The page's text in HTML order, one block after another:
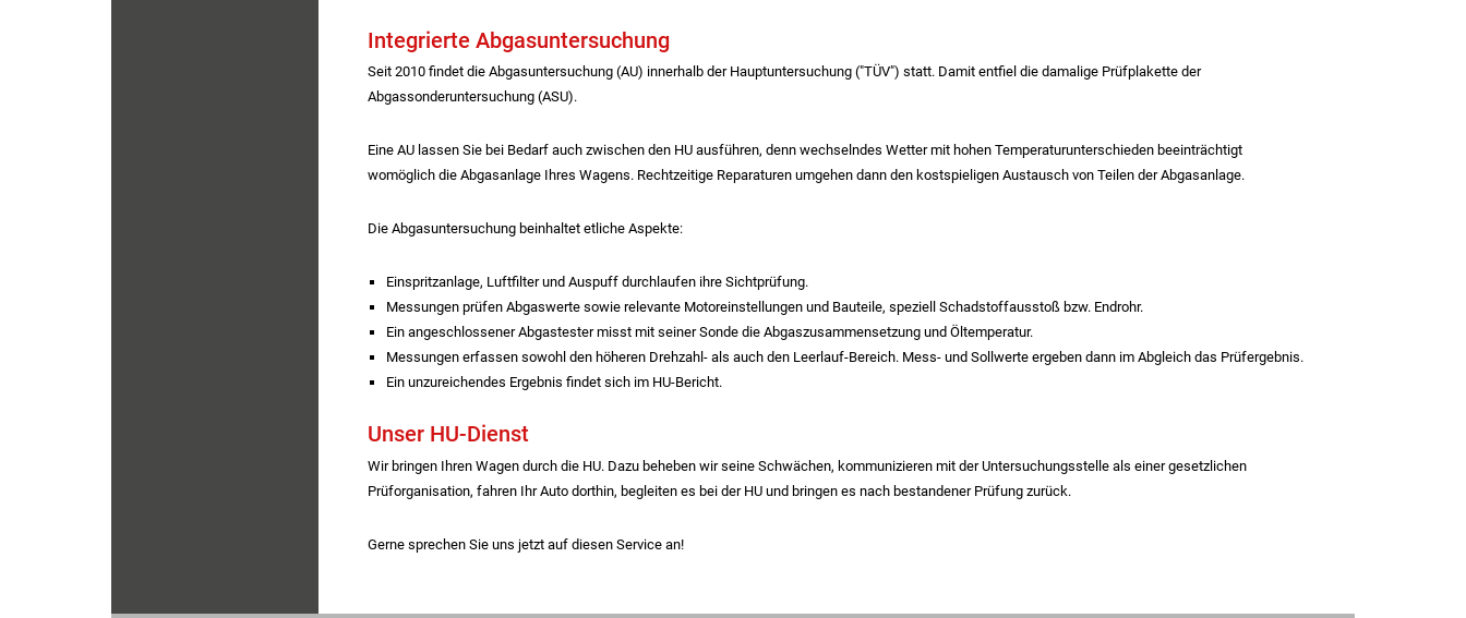
Integrierte Abgasuntersuchung
Seit 2010 findet die Abgasuntersuchung (AU) innerhalb der Hauptuntersuchung ("TÜV") statt. Damit entfiel die damalige Prüfplakette der
Abgassonderuntersuchung (ASU).
Eine AU lassen Sie bei Bedarf auch zwischen den HU ausführen, denn wechselndes Wetter mit hohen Temperaturunterschieden beeinträchtigt
womöglich die Abgasanlage Ihres Wagens. Rechtzeitige Reparaturen umgehen dann den kostspieligen Austausch von Teilen der Abgasanlage.
Die Abgasuntersuchung beinhaltet etliche Aspekte:
Einspritzanlage, Luftfilter und Auspuff durchlaufen ihre Sichtprüfung.
Messungen prüfen Abgaswerte sowie relevante Motoreinstellungen und Bauteile, speziell Schadstoffausstoß bzw. Endrohr.
Ein angeschlossener Abgastester misst mit seiner Sonde die Abgaszusammensetzung und Öltemperatur.
Messungen erfassen sowohl den höheren Drehzahl- als auch den Leerlauf-Bereich. Mess- und Sollwerte ergeben dann im Abgleich das Prüfergebnis.
Ein unzureichendes Ergebnis findet sich im HU-Bericht.
Unser HU-Dienst
Wir bringen Ihren Wagen durch die HU. Dazu beheben wir seine Schwächen, kommunizieren mit der Untersuchungsstelle als einer gesetzlichen
Prüforganisation, fahren Ihr Auto dorthin, begleiten es bei der HU und bringen es nach bestandener Prüfung zurück.
Gerne sprechen Sie uns jetzt auf diesen Service an!